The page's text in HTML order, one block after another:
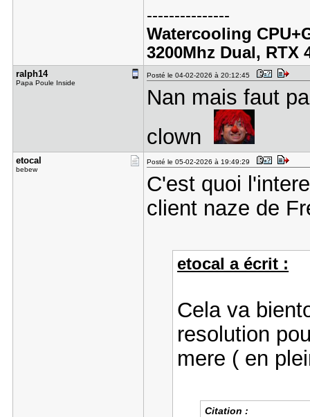
---------------
Watercooling
3200Mhz Dual, RTX
ralph14
Papa Poule Inside
Posté le 04-02-2026 à 20:12:45
Nan mais faut
clown
etocal
bebew
Posté le 05-02-2026 à 19:49:29
C'est quoi
client naze de
etocal a écrit :
Cela va
resolution
mere ( en
Citation :